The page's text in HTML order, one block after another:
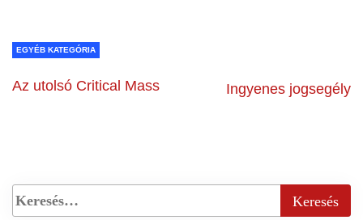
EGYÉB KATEGÓRIA
Az utolsó Critical Mass Ingyenes jogsegély